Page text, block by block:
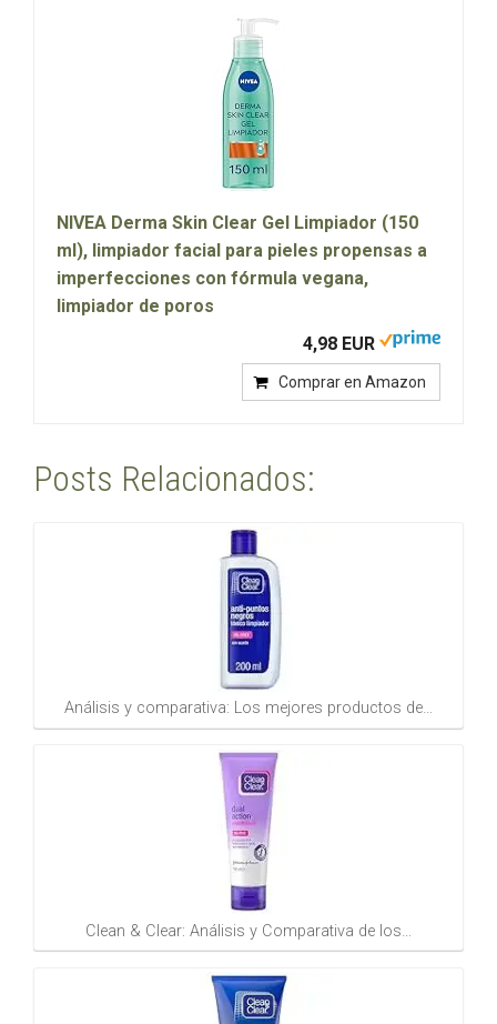
NIVEA Derma Skin Clear Gel Limpiador (150
ml), limpiador facial para pieles propensas a
imperfecciones con fórmula vegana,
limpiador de poros
4,98 EUR
Comprar en Amazon
Posts Relacionados:
Análisis y comparativa: Los mejores productos de…
Clean & Clear: Análisis y Comparativa de los…